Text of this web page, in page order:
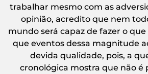
trabalhar mesmo com as
opinião, acredito que nem
mundo será capaz de fazer o
que eventos dessa magnitude
devida qualidade, pois, a
cronológica mostra que não é